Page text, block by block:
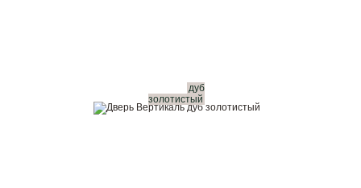
дуб
золотистый